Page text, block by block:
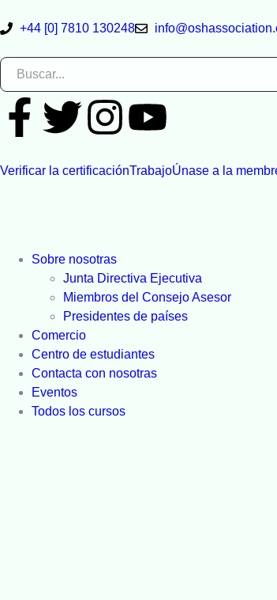
+44 [0] 7810 130248
Verificar la certificaciónTrabajoÚnase a la
Sobre nosotras
Junta Directiva Ejecutiva
Miembros del Consejo Asesor
Presidentes de países
Comercio
Centro de estudiantes
Contacta con nosotras
Eventos
Todos los cursos